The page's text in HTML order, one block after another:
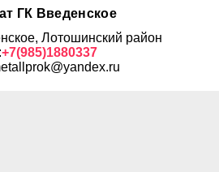
ГК Введенское
Лотошинский район
+7(985)1880337